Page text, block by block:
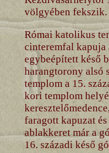
völgyében fekszik.
Római katolikus
cinteremfal kapuja
egybeépített késő
harangtorony alsó
templom a 15.
kori templom
faragott kapuzat
ablakkeret már a
16. századi késő